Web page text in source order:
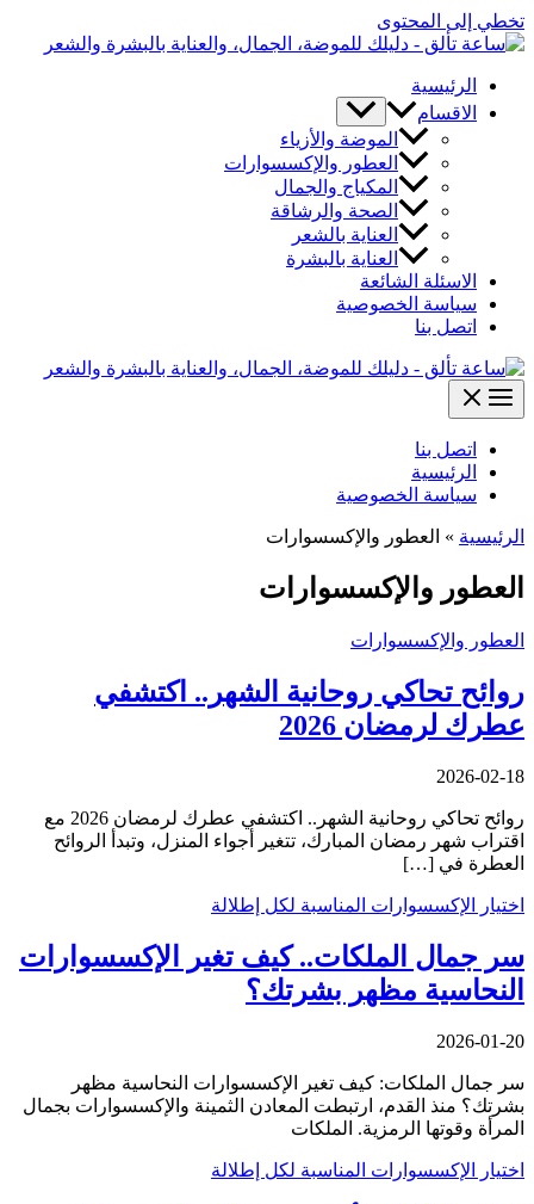
تخطي إلى المحتوى
الرئيسية
الاقسام
الموضة والأزياء
العطور والإكسسوارات
المكياج والجمال
الصحة والرشاقة
العناية بالشعر
العناية بالبشرة
الاسئلة الشائعة
سياسة الخصوصية
اتصل بنا
اتصل بنا
الرئيسية
سياسة الخصوصية
الرئيسية » العطور والإكسسوارات
العطور والإكسسوارات
العطور والإكسسوارات
روائح تحاكي روحانية الشهر.. اكتشفي
عطرك لرمضان 2026
2026-02-18
روائح تحاكي روحانية الشهر.. اكتشفي عطرك لرمضان 2026 مع
اقتراب شهر رمضان المبارك، تتغير أجواء المنزل، وتبدأ الروائح
العطرة في […]
اختيار الإكسسوارات المناسبة لكل إطلالة
سر جمال الملكات.. كيف تغير الإكسسوارات
النحاسية مظهر بشرتك؟
2026-01-20
سر جمال الملكات: كيف تغير الإكسسوارات النحاسية مظهر
بشرتك؟ منذ القدم، ارتبطت المعادن الثمينة والإكسسوارات بجمال
المرأة وقوتها الرمزية. الملكات
اختيار الإكسسوارات المناسبة لكل إطلالة